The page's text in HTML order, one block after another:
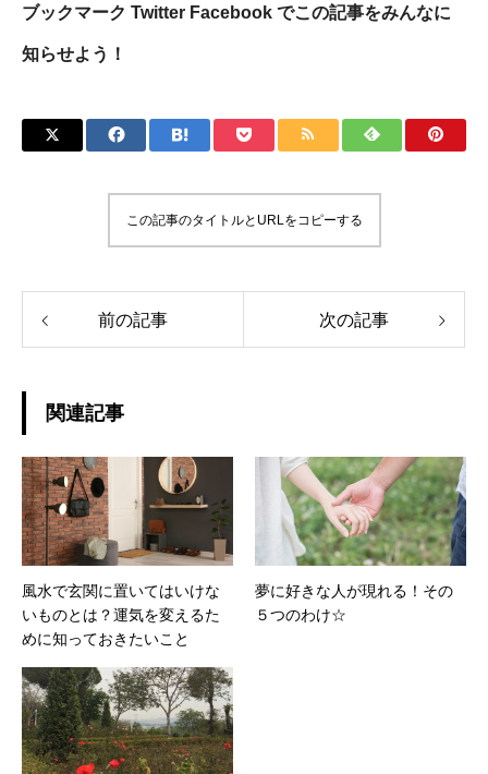
ブックマーク Twitter Facebook でこの記事をみんなに
知らせよう！
この記事のタイトルとURLをコピーする
前の記事 次の記事
関連記事
風水で玄関に置いてはいけな
いものとは？運気を変えるた
めに知っておきたいこと
夢に好きな人が現れる！その
５つのわけ☆